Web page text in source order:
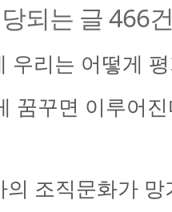
되는 글 466
우리는 어떻게
꿈꾸면 이루어
의 조직문화가